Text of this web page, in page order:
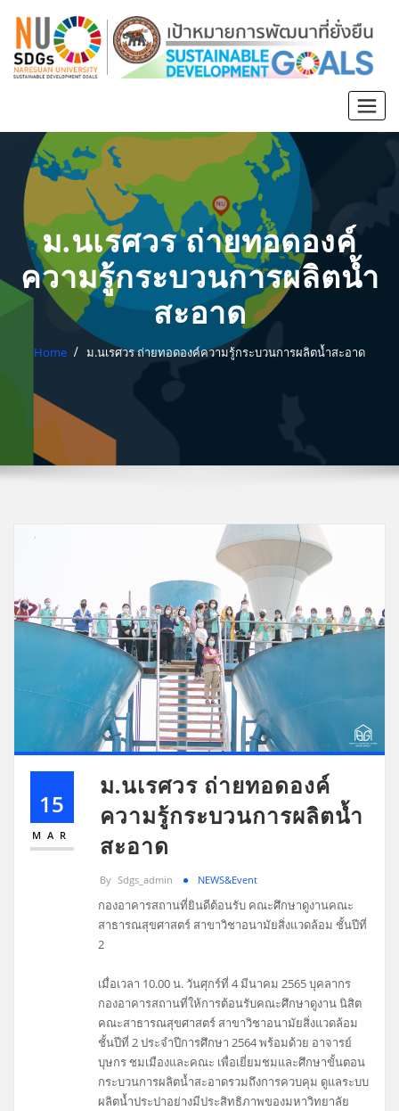
ม.นเรศวร ถ่ายทอดองค์
ความรู้กระบวนการผลิตน้ำ
สะอาด
Home ม.นเรศวร ถ่ายทอดองค์ความรู้กระบวนการผลิตน้ำสะอาด
15
MAR
ม.นเรศวร ถ่ายทอดองค์
ความรู้กระบวนการผลิตน้ำ
สะอาด
By Sdgs_admin NEWS&Event
กองอาคารสถานที่ยินดีต้อนรับ คณะศึกษาดูงานคณะ
สาธารณสุขศาสตร์ สาขาวิชาอนามัยสิ่งแวดล้อม ชั้นปีที่
2
เมื่อเวลา 10.00 น. วันศุกร์ที่ 4 มีนาคม 2565 บุคลากร
กองอาคารสถานที่ให้การต้อนรับคณะศึกษาดูงาน นิสิต
คณะสาธารณสุขศาสตร์ สาขาวิชาอนามัยสิ่งแวดล้อม
ชั้นปีที่ 2 ประจำปีการศึกษา 2564 พร้อมด้วย อาจารย์
บุษกร ชมเมืองและคณะ เพื่อเยี่ยมชมและศึกษาขั้นตอน
กระบวนการผลิตน้ำสะอาดรวมถึงการควบคุม ดูแลระบบ
ผลิตน้ำประปาอย่างมีประสิทธิภาพของมหาวิทยาลัย